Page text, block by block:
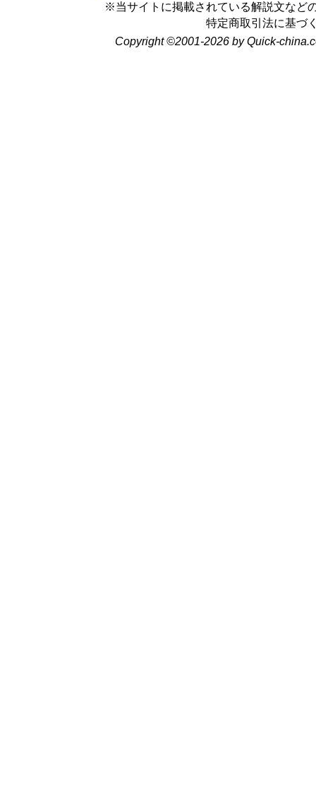
※当サイトに掲載されている解説文など
特定商取引法に基づ
Copyright ©2001-2026 by Quick-